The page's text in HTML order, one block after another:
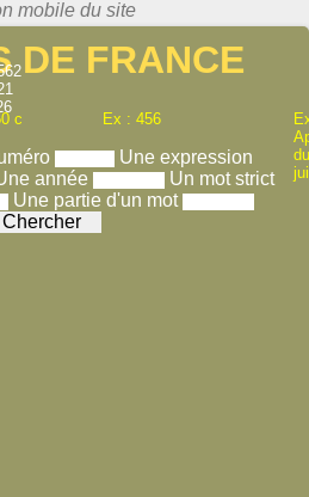
DE FRANCE
c Ex : 456
Une expression
année
Un mot strict
Une partie d'un mot